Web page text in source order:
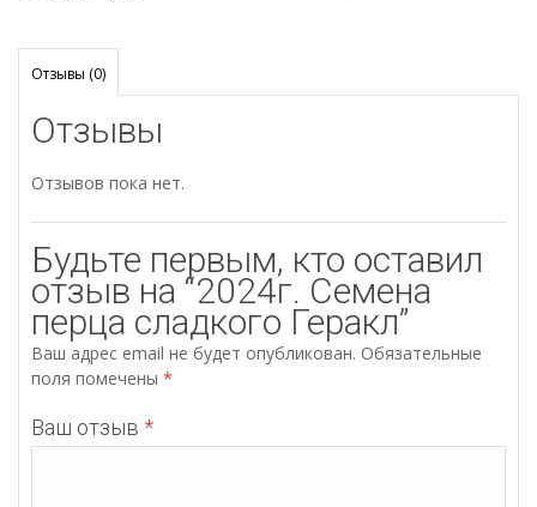
Отзывы (0)
Отзывы
Отзывов пока нет.
Будьте первым, кто оставил
отзыв на “2024г. Семена
перца сладкого Геракл”
Ваш адрес email не будет опубликован. Обязательные
поля помечены *
Ваш отзыв *